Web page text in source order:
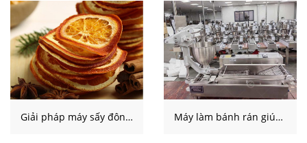
Giải pháp máy sấy đông lạnh cho nhà sản xuất trái cây Algeria Máy làm bánh rán giúp tiệm bánh Đức tăng gấp đôi năng lực sản xuất